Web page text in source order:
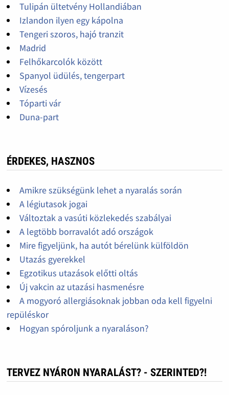
Tulipán ültetvény Hollandiában
Izlandon ilyen egy kápolna
Tengeri szoros, hajó tranzit
Madrid
Felhőkarcolók között
Spanyol üdülés, tengerpart
Vízesés
Tóparti vár
Duna-part
ÉRDEKES, HASZNOS
Amikre szükségünk lehet a nyaralás során
A légiutasok jogai
Változtak a vasúti közlekedés szabályai
A legtöbb borravalót adó országok
Mire figyeljünk, ha autót bérelünk külföldön
Utazás gyerekkel
Egzotikus utazások előtti oltás
Új vakcin az utazási hasmenésre
A mogyoró allergiásoknak jobban oda kell figyelni
repüléskor
Hogyan spóroljunk a nyaraláson?
TERVEZ NYÁRON NYARALÁST? - SZERINTED?!